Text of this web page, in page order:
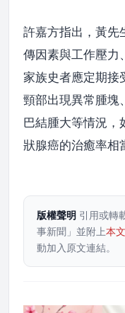
許嘉方指出，黃先
傳因素與工作壓力
家族史者應定期接
頸部出現異常腫塊
巴結腫大等情況，
狀腺癌的治癒率相
版權聲明 引用或轉
事新聞」並附上本
動加入原文連結。